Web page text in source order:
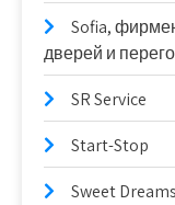
Sofia,
дверей и
SR Service
Start-Stop
Sweet Dreams